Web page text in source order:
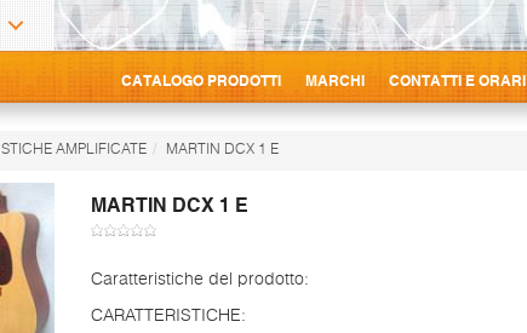
CATALOGO PRODOTTI MARCHI CONTATTI E ORARI
AMPLIFICATE MARTIN DCX 1 E
MARTIN DCX 1 E
Caratteristiche del prodotto:
CARATTERISTICHE: